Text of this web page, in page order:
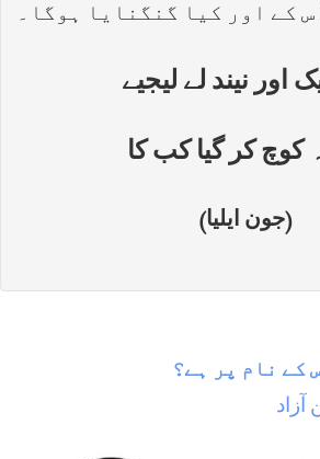
کے اور کیا گنگنایا ہوگا۔
اور نیند لے لیجیے
کوچ کر گیا کب کا
(جون ایلیا)
کے نام پر ہے؟
آزاد